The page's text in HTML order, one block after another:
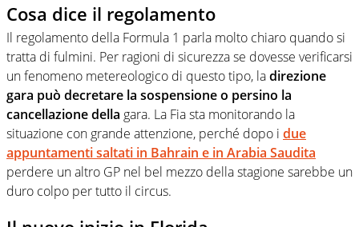
Cosa dice il regolamento
Il regolamento della Formula 1 parla molto chiaro quando si
tratta di fulmini. Per ragioni di sicurezza se dovesse verificarsi
un fenomeno metereologico di questo tipo, ladirezione
gara può decretare la sospensione o persino la
cancellazione della gara. La Fia sta monitorando la
situazione con grande attenzione, perché dopo i due
appuntamenti saltati in Bahrain e in Arabia Saudita
perdere un altro GP nel bel mezzo della stagione sarebbe un
duro colpo per tutto il circus.